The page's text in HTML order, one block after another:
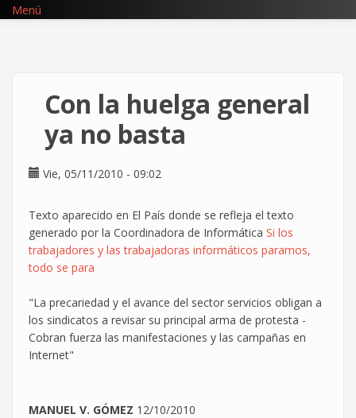
Pasar
Menú
Con la huelga general
ya no basta
Vie, 05/11/2010 - 09:02
Texto aparecido en El País donde se refleja el texto
generado por la Coordinadora de Informática Si los
trabajadores y las trabajadoras informáticos paramos,
todo se para
"La precariedad y el avance del sector servicios obligan a
los sindicatos a revisar su principal arma de protesta -
Cobran fuerza las manifestaciones y las campañas en
Internet"
MANUEL V. GÓMEZ 12/10/2010